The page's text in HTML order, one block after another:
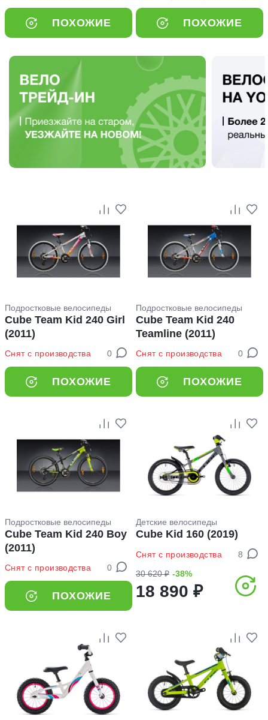
ПОХОЖИЕ ПОХОЖИЕ
Подростковые велосипеды
Cube Team Kid 240 Girl
(2011)
Снят с производства 0
ПОХОЖИЕ
Подростковые велосипеды
Cube Team Kid 240
Teamline (2011)
Снят с производства 0
ПОХОЖИЕ
Подростковые велосипеды
Cube Team Kid 240 Boy
(2011)
Снят с производства 0
ПОХОЖИЕ
Детские велосипеды
Cube Kid 160 (2019)
Снят с производства
8
30 620 ₽ -38%
18 890 ₽